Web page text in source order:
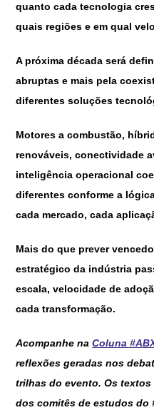
quanto cada tecnologia
quais regiões e em qual
A próxima década será
abruptas e mais pela
diferentes soluções
Motores a combustão,
renováveis, conectividade
inteligência operacional
diferentes conforme a
cada mercado, cada
Mais do que prever
estratégico da indústria
escala, velocidade de
cada transformação.
Acompanhe naColuna
reflexões geradas nos
trilhas do evento. Os
dos comitês de estudos do